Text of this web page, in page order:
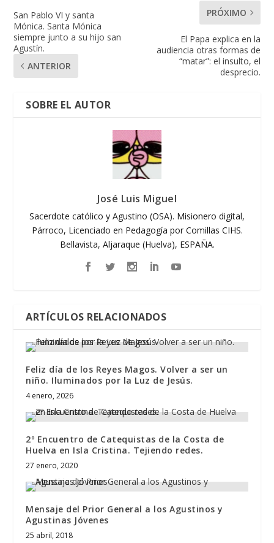
San Pablo VI y santa
Mónica. Santa Mónica
siempre junto a su hijo san
Agustín.
ANTERIOR
PRÓXIMO
El Papa explica en la
audiencia otras formas de
“matar”: el insulto, el
desprecio.
SOBRE EL AUTOR
José Luis Miguel
Sacerdote católico y Agustino (OSA). Misionero digital,
Párroco, Licenciado en Pedagogía por Comillas CIHS.
Bellavista, Aljaraque (Huelva), ESPAÑA.
ARTÍCULOS RELACIONADOS
Feliz día de los Reyes Magos. Volver a ser un
niño. Iluminados por la Luz de Jesús.
4 enero, 2026
2º Encuentro de Catequistas de la Costa de
Huelva en Isla Cristina. Tejiendo redes.
27 enero, 2020
Mensaje del Prior General a los Agustinos y
Agustinas Jóvenes
25 abril, 2018